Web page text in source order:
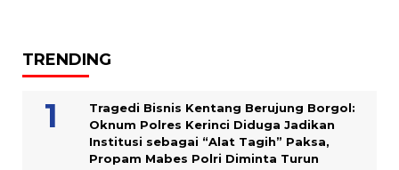
TRENDING
Tragedi Bisnis Kentang Berujung Borgol:
Oknum Polres Kerinci Diduga Jadikan
Institusi sebagai “Alat Tagih” Paksa,
Propam Mabes Polri Diminta Turun